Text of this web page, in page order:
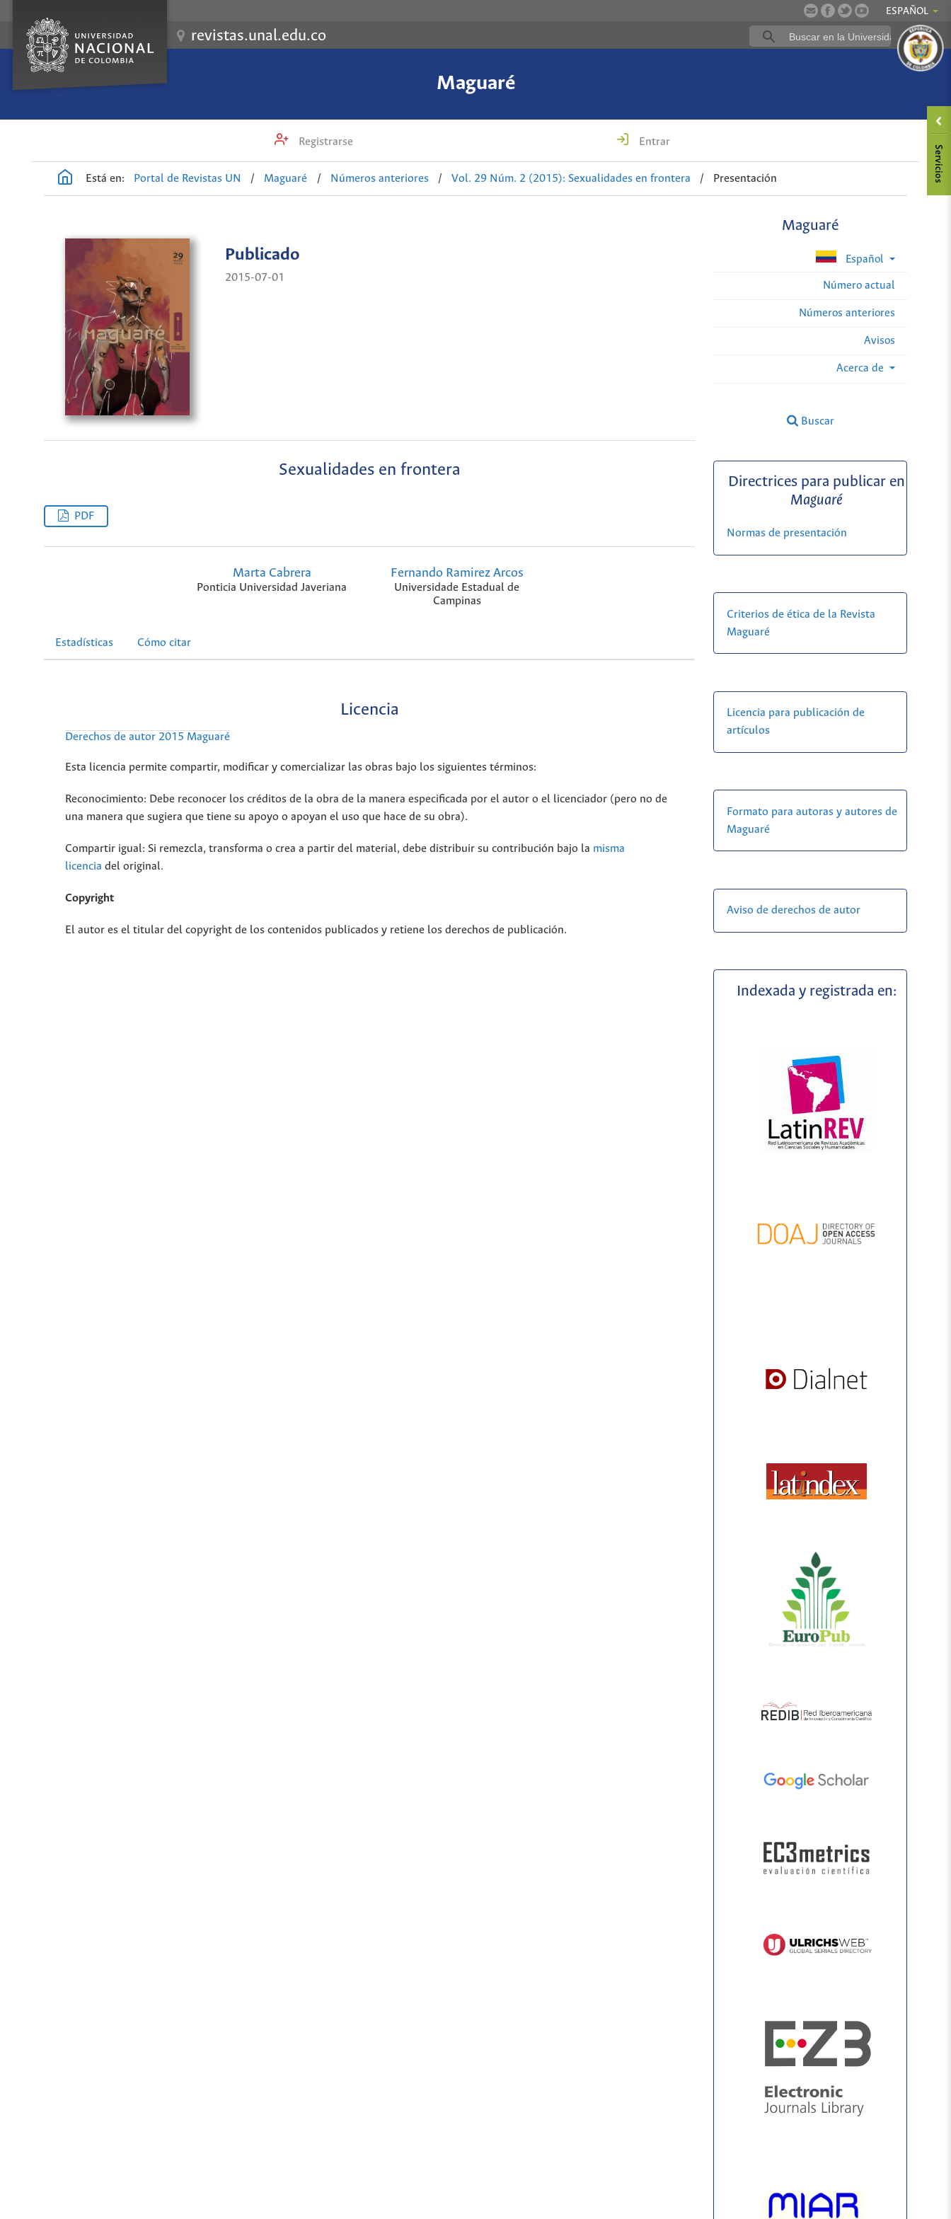
ESPAÑOL
revistas.unal.edu.co
Maguaré
Registrarse Entrar
Está en: Portal de Revistas UN / Maguaré / Números anteriores / Vol. 29 Núm. 2 (2015): Sexualidades en frontera / Presentación
Maguaré
Español
Número actual
Números anteriores
Avisos
Acerca de
Buscar
Publicado
2015-07-01
Sexualidades en frontera
PDF
Marta Cabrera
Ponticia Universidad Javeriana
Fernando Ramirez Arcos
Universidade Estadual de
Campinas
Estadísticas Cómo citar
Licencia
Derechos de autor 2015 Maguaré
Esta licencia permite compartir, modificar y comercializar las obras bajo los siguientes términos:
Reconocimiento: Debe reconocer los créditos de la obra de la manera especificada por el autor o el licenciador (pero no de
una manera que sugiera que tiene su apoyo o apoyan el uso que hace de su obra).
Compartir igual: Si remezcla, transforma o crea a partir del material, debe distribuir su contribución bajo la misma
licencia del original.
Copyright
El autor es el titular del copyright de los contenidos publicados y retiene los derechos de publicación.
Directrices para publicar en
Maguaré
Normas de presentación
Criterios de ética de la Revista
Maguaré
Licencia para publicación de
artículos
Formato para autoras y autores de
Maguaré
Aviso de derechos de autor
Indexada y registrada en: